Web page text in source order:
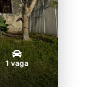
1 vaga